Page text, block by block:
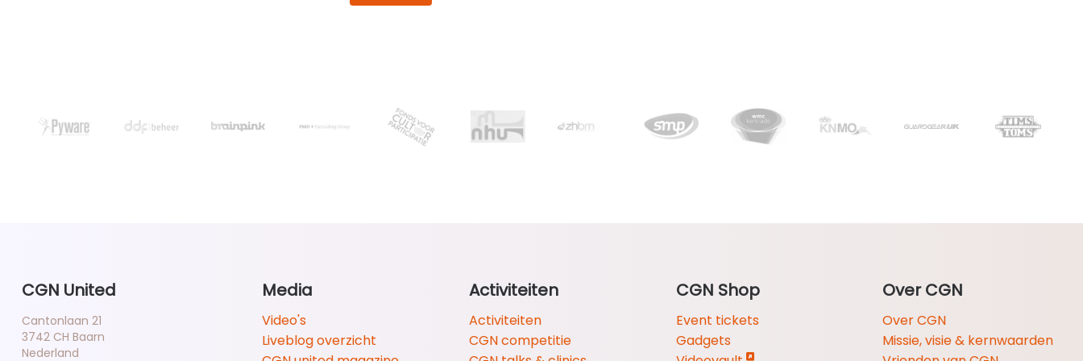
CGN United
Cantonlaan 21
3742 CH Baarn
Nederland
Media
Video's
Liveblog overzicht
Activiteiten
Activiteiten
CGN competitie
CGN Shop
Event tickets
Gadgets
Over CGN
Over CGN
Missie, visie & kernwaarden